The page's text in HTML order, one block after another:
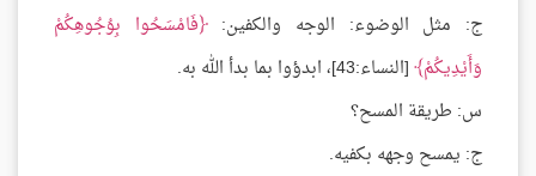
ج: مثل الوضوء: الوجه والكفين: فَامْسَحُوا بِوُجُوهِكُمْ
وَأَيْدِيكُمْ [النساء:43]، ابدؤوا بما بدأ الله به.
س: طريقة المسح؟
ج: يمسح وجهه بكفيه.